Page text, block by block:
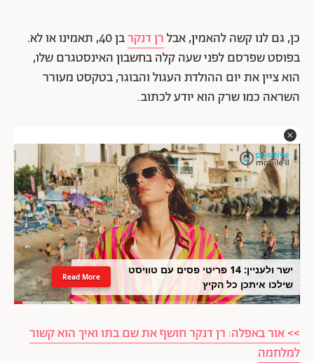
כן, גם לנו קשה להאמין, אבלרן דנקר
בן 40, תאמינו או לא.
בפוסט שפרסם לפני שעה קלה בחשבון האינסטגרם שלו,
הוא ציין את יום ההולדת העגול והבוגר, בטקסט מעורר
השראה כמו שרק הוא יודע לכתוב.
ישר ולעניין: 14 פריטי פסים עם טוויסט
שילכו איתכן כל הקיץ
Read More
>> אור באפלה: רן דנקר חושף את שם בתו ואיך הוא קשור
למלחמה